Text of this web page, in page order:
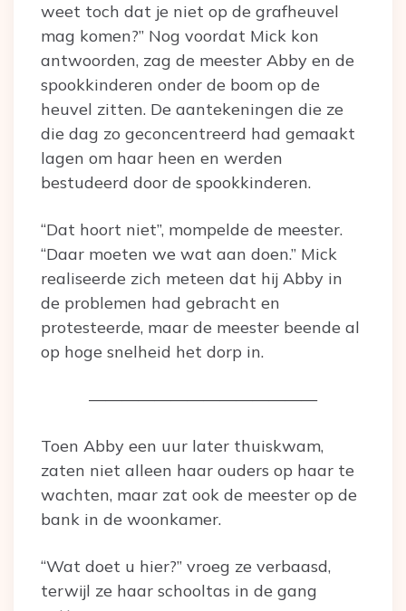
weet toch dat je niet op de grafheuvel
mag komen?” Nog voordat Mick kon
antwoorden, zag de meester Abby en de
spookkinderen onder de boom op de
heuvel zitten. De aantekeningen die ze
die dag zo geconcentreerd had gemaakt
lagen om haar heen en werden
bestudeerd door de spookkinderen.
“Dat hoort niet”, mompelde de meester.
“Daar moeten we wat aan doen.” Mick
realiseerde zich meteen dat hij Abby in
de problemen had gebracht en
protesteerde, maar de meester beende al
op hoge snelheid het dorp in.
——————————————
Toen Abby een uur later thuiskwam,
zaten niet alleen haar ouders op haar te
wachten, maar zat ook de meester op de
bank in de woonkamer.
“Wat doet u hier?” vroeg ze verbaasd,
terwijl ze haar schooltas in de gang